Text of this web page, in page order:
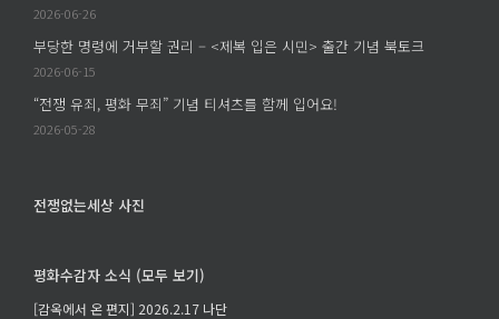
2026-06-26
부당한 명령에 거부할 권리 – <제복 입은 시민> 출간 기념 북토크
2026-06-15
“전쟁 유죄, 평화 무죄” 기념 티셔츠를 함께 입어요!
2026-05-28
전쟁없는세상 사진
평화수감자 소식 (모두 보기)
[감옥에서 온 편지] 2026.2.17 나단